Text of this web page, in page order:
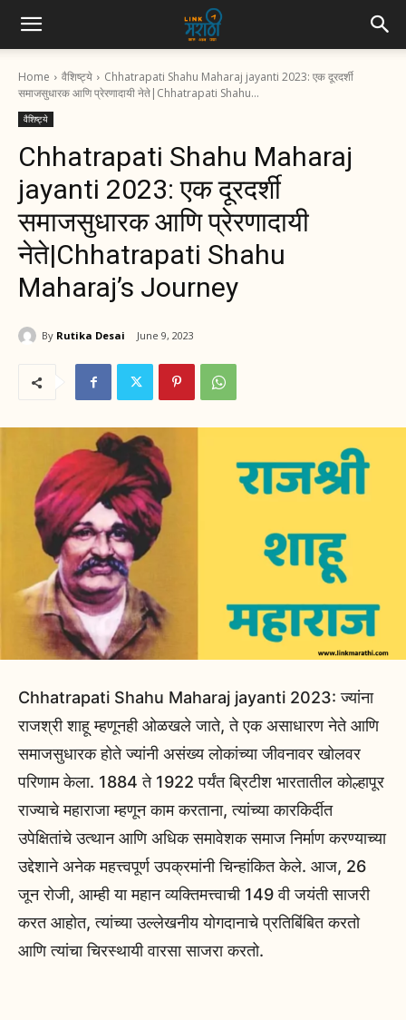
Home वैशिष्ट्ये
Chhatrapati Shahu Maharaj jayanti 2023: एक दूरदर्शी
समाजसुधारक आणि प्रेरणादायी नेते|Chhatrapati Shahu...
वैशिष्ट्ये
Chhatrapati Shahu Maharaj
jayanti 2023: एक दूरदर्शी
समाजसुधारक आणि प्रेरणादायी
नेते|Chhatrapati Shahu
Maharaj’s Journey
By Rutika Desai June 9, 2023
Chhatrapati Shahu Maharaj jayanti 2023: ज्यांना
राजश्री शाहू म्हणूनही ओळखले जाते, ते एक असाधारण नेते आणि
समाजसुधारक होते ज्यांनी असंख्य लोकांच्या जीवनावर खोलवर
परिणाम केला. 1884 ते 1922 पर्यंत ब्रिटीश भारतातील कोल्हापूर
राज्याचे महाराजा म्हणून काम करताना, त्यांच्या कारकिर्दीत
उपेक्षितांचे उत्थान आणि अधिक समावेशक समाज निर्माण करण्याच्या
उद्देशाने अनेक महत्त्वपूर्ण उपक्रमांनी चिन्हांकित केले. आज, 26
जून रोजी, आम्ही या महान व्यक्तिमत्त्वाची 149 वी जयंती साजरी
करत आहोत, त्यांच्या उल्लेखनीय योगदानाचे प्रतिबिंबित करतो
आणि त्यांचा चिरस्थायी वारसा साजरा करतो.